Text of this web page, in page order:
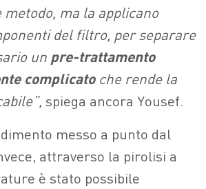
ma la applicano
del filtro, per separare
un pre-trattamento
complicatoche rende la
spiega ancora Yousef.
messo a punto dal
attraverso la pirolisi a
è stato possibile